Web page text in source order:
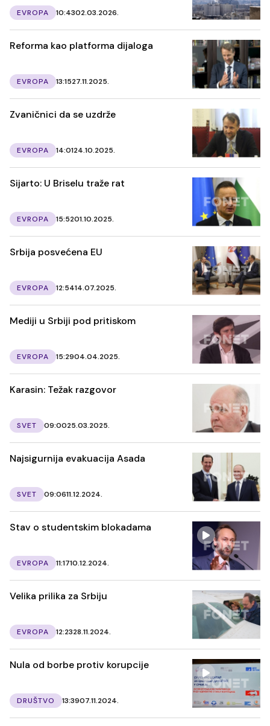
EVROPA 10:4302.03.2026.
Reforma kao platforma dijaloga
EVROPA 13:1527.11.2025.
Zvaničnici da se uzdrže
EVROPA 14:0124.10.2025.
Sijarto: U Briselu traže rat
EVROPA 15:5201.10.2025.
Srbija posvećena EU
EVROPA 12:5414.07.2025.
Mediji u Srbiji pod pritiskom
EVROPA 15:2904.04.2025.
Karasin: Težak razgovor
SVET 09:0025.03.2025.
Najsigurnija evakuacija Asada
SVET 09:0611.12.2024.
Stav o studentskim blokadama
EVROPA 11:1710.12.2024.
Velika prilika za Srbiju
EVROPA 12:2328.11.2024.
Nula od borbe protiv korupcije
DRUŠTVO 13:3907.11.2024.